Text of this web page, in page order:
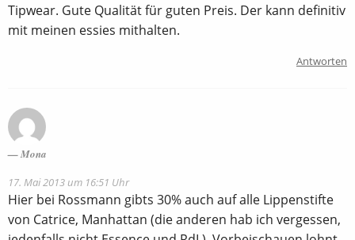
Tipwear. Gute Qualität für guten Preis. Der kann definitiv
mit meinen essies mithalten.
Antworten
Mona
17. Mai 2013 um 16:51 Uhr
Hier bei Rossmann gibts 30% auch auf alle Lippenstifte
von Catrice, Manhattan (die anderen hab ich vergessen,